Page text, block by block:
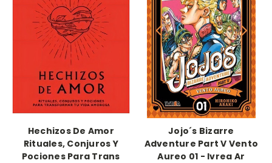
Hechizos De Amor
Rituales, Conjuros Y
Pociones Para Trans
Jojo´s Bizarre
Adventure Part V Vento
Aureo 01 - Ivrea Ar